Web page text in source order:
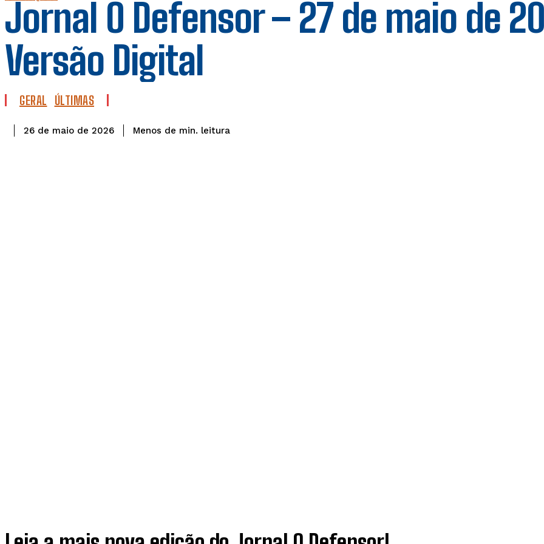
Jornal O Defensor – 27 de maio de
Versão Digital
GERAL ÚLTIMAS
26 de maio de 2026 Menos de min. leitura